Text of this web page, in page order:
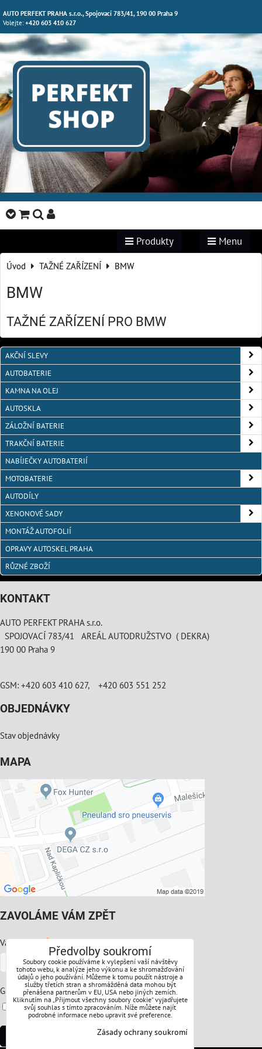
AUTO PERFEKT PRAHA s.r.o., Spojovací 783/41, 190 00 Praha 9
Volejte:+420 603 410 627
Produkty Menu
Úvod TAŽNÉ ZAŘÍZENÍ BMW
BMW
TAŽNÉ ZAŘÍZENÍ PRO BMW
AKČNÍ SLEVY
AUTOBATERIE
KAMNA NA OLEJ
AUTOSKLA
ZÁLOŽNÍ BATERIE
TRAKČNÍ BATERIE
NABÍJEČKY AUTOBATERIÍ
MOTOBATERIE
AUTODÍLY
XENONOVÉ SADY
MONTÁŽ AUTOFOLIÍ
OPRAVY AUTOSKEL PRAHA
RŮZNÉ ZBOŽÍ
KONTAKT
AUTO PERFEKT PRAHA s.r.o.
SPOJOVACÍ 783/41 AREÁL AUTODRUŽSTVO ( DEKRA)
190 00 Praha 9
GSM: +420 603 410 627, +420 603 551 252
OBJEDNÁVKY
Stav objednávky
MAPA
ZAVOLÁME VÁM ZPĚT
Váš telefon:*
GDPR:*
Souhlasíte s ochranou osobních údajů
Předvolby soukromí
Soubory cookie používáme k vylepšení vaší návštěvy
tohoto webu, k analýze jeho výkonu a ke shromažďování
údajů o jeho používání. Můžeme k tomu použít nástroje a
služby třetích stran a shromážděná data mohou být
přenášena partnerům v EU, USA nebo jiných zemích.
Kliknutím na „Přijmout všechny soubory cookie“ vyjadřujete
svůj souhlas s tímto zpracováním. Níže můžete najít
podrobné informace nebo upravit své preference.
Zásady ochrany soukromí